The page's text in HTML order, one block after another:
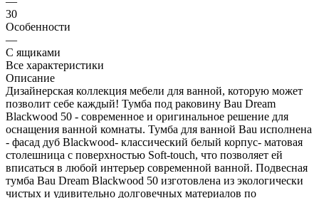
30
Особенности
—
С ящиками
Все характеристики
Описание
Дизайнерская коллекция мебели для ванной, которую может
позволит себе каждый! Тумба под раковину Bau Dream
Blackwood 50 - современное и оригинальное решение для
оснащения ванной комнаты. Тумба для ванной Bau исполнена
- фасад дуб Blackwood- классический белый корпус- матовая
столешница с поверхностью Soft-touch, что позволяет ей
вписаться в любой интерьер современной ванной. Подвесная
тумба Bau Dream Blackwood 50 изготовлена из экологически
чистых и удивительно долговечных материалов по